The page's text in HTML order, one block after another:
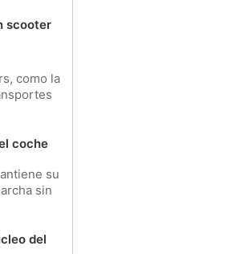
scooter
como la
coche
su
sin
del